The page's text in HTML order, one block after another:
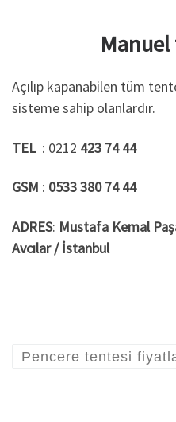
Açılıp kapanabilen tüm
sisteme sahip olanlardır.
TEL : 0212 423 74 44
GSM : 0533 380 74 44
ADRES: Mustafa Kemal
Avcılar / İstanbul
Pencere tentesi